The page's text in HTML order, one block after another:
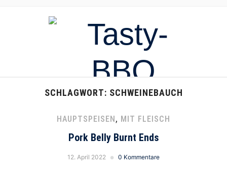
SCHLAGWORT: SCHWEINEBAUCH
HAUPTSPEISEN, MIT FLEISCH
Pork Belly Burnt Ends
12. April 2022 0 Kommentare